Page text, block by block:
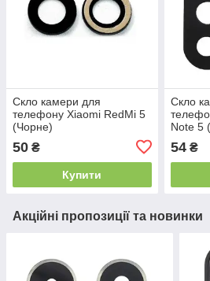
Скло камери для
телефону Xiaomi RedMi 5
(Чорне)
50 ₴
Купити
Скло
Note 5
(Чорне)
54₴
Акційні пропозиції та новинки